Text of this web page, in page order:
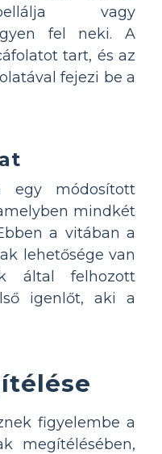
vagy
fel neki. A
tart, és az
fejezi be a
egy módosított
mindkét
a vitában a
lehetősége van
által felhozott
igenlőt, aki a
figyelembe a
megítélésében,